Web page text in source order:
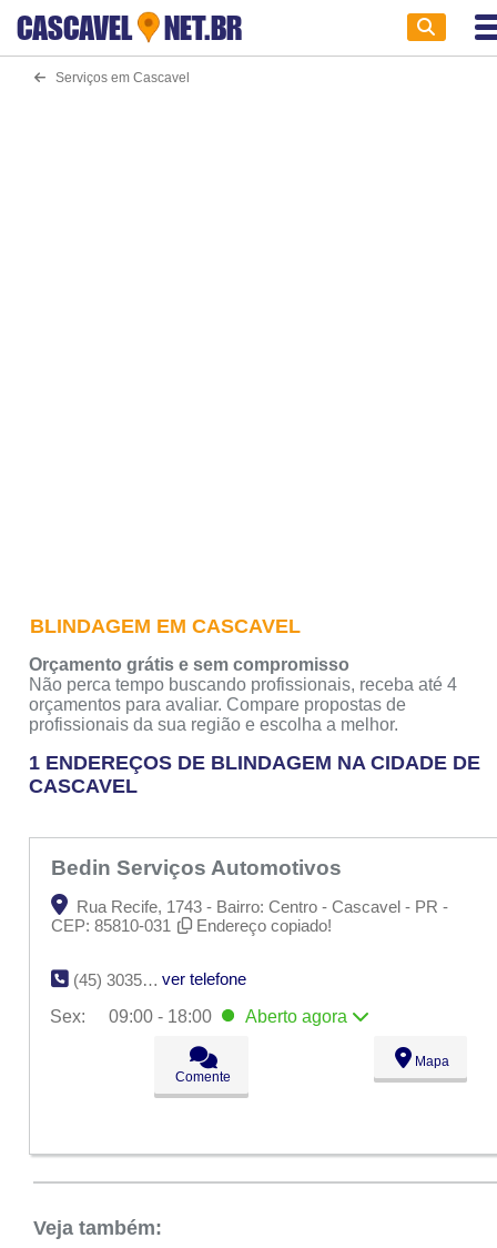
CASCAVEL NET.BR
Serviços em Cascavel
BLINDAGEM EM CASCAVEL
Orçamento grátis e sem compromisso
Não perca tempo buscando profissionais, receba até 4
orçamentos para avaliar. Compare propostas de
profissionais da sua região e escolha a melhor.
1 ENDEREÇOS DE BLINDAGEM NA CIDADE DE
CASCAVEL
Bedin Serviços Automotivos
Rua Recife, 1743 - Bairro: Centro - Cascavel - PR -
CEP: 85810-031
Endereço copiado!
(45) 3035-3860
ver telefone
Sex:
09:00 - 18:00 Aberto agora
09:00 - 18:00
09:00 - 18:00
09:00 - 18:00
Comente
Mapa
Veja também: